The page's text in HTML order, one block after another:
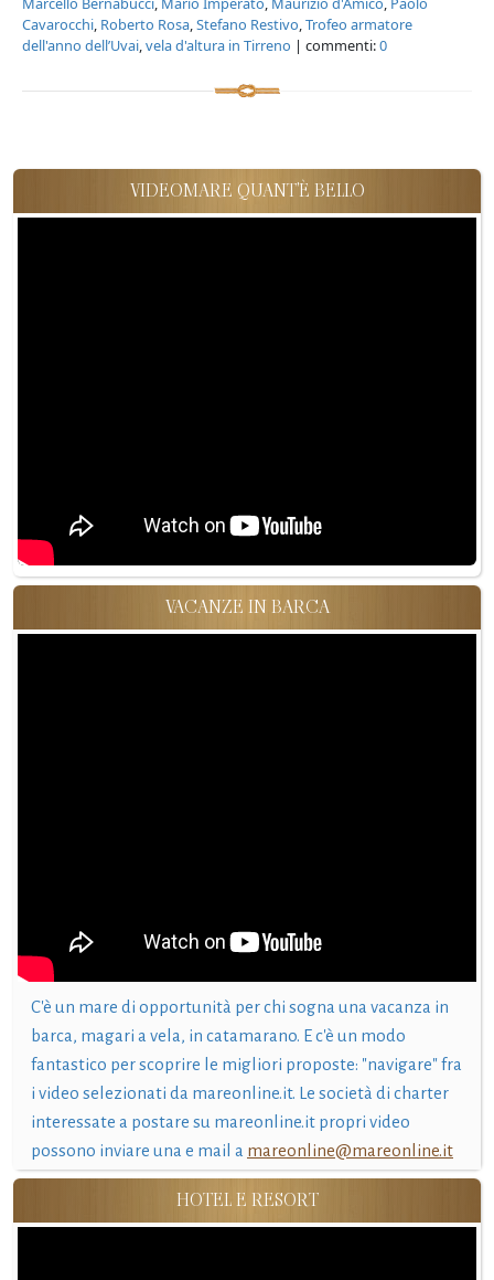
Cavarocchi, Roberto Rosa,Stefano Restivo,Trofeo armatore
dell'anno dell’Uvai,vela d'altura in Tirreno | commenti:0
VIDEOMARE QUANT'È BELLO
VACANZE IN BARCA
C'è un mare di opportunità per chi sogna una vacanza in
barca, magari a vela, in catamarano. E c'è un modo
fantastico per scoprire le migliori proposte: "navigare" fra
i video selezionati da mareonline.it. Le società di charter
interessate a postare su mareonline.it propri video
possono inviare una e mail a mareonline@mareonline.it
HOTEL E RESORT